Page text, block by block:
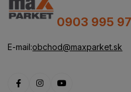
0903 995
E-mail:obchod@maxparket.sk